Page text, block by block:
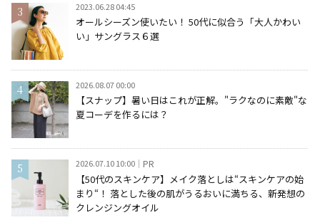
2023.06.28 04:45
オールシーズン使いたい！ 50代に似合う「大人かわい
い」サングラス６選
2026.08.07 00:00
【スナップ】暑い日はこれが正解。"ラクなのに素敵"な
夏コーデを作るには？
2026.07.10 10:00 PR
【50代のスキンケア】メイク落としは“スキンケアの始
まり“！ 落とした後の肌がうるおいに満ちる、新発想の
クレンジングオイル